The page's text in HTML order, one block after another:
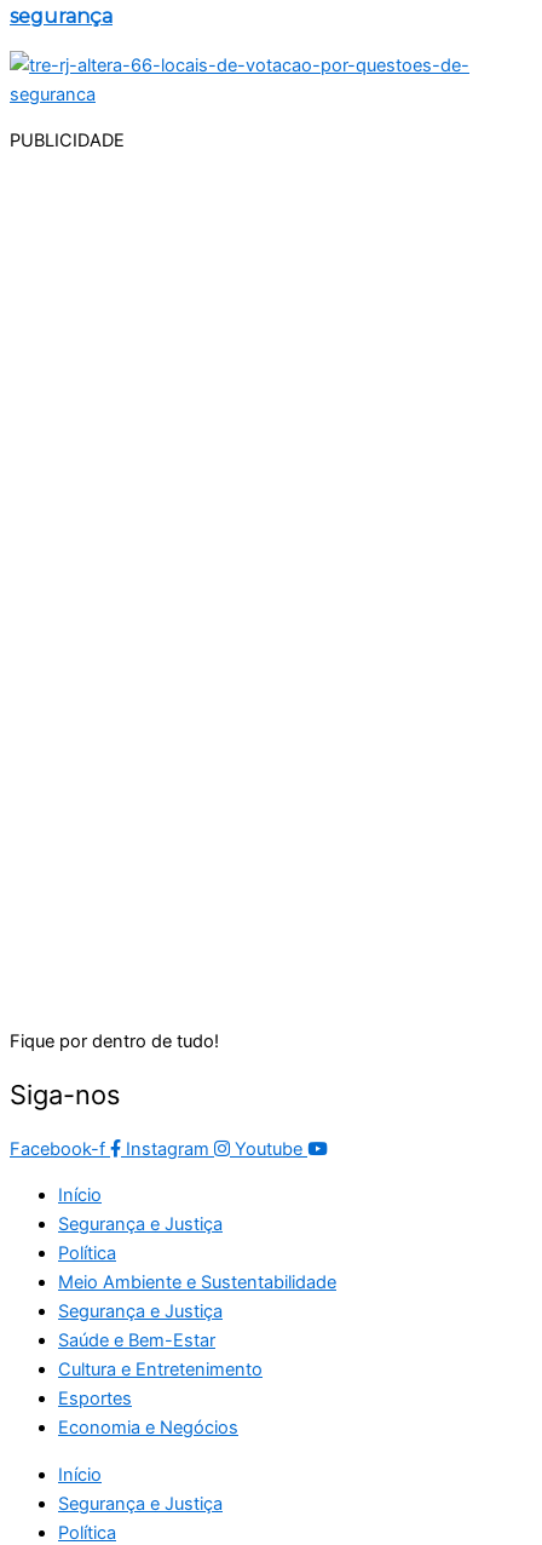
segurança
PUBLICIDADE
Fique por dentro de tudo!
Siga-nos
Facebook-f Instagram Youtube
Início
Segurança e Justiça
Política
Meio Ambiente e Sustentabilidade
Segurança e Justiça
Saúde e Bem-Estar
Cultura e Entretenimento
Esportes
Economia e Negócios
Início
Segurança e Justiça
Política